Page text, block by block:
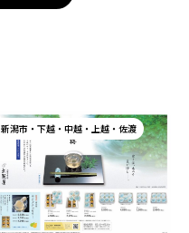
新潟市・下越・中越・上越・佐渡